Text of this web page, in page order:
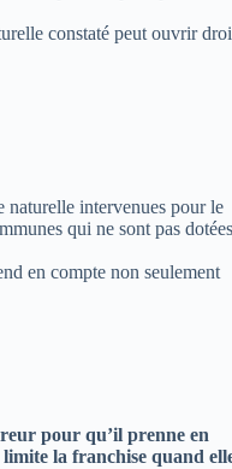
constaté peut ouvrir
naturelle intervenues pour le
qui ne sont pas dotées
en compte non seulement
pour qu’il prenne en
la franchise quand